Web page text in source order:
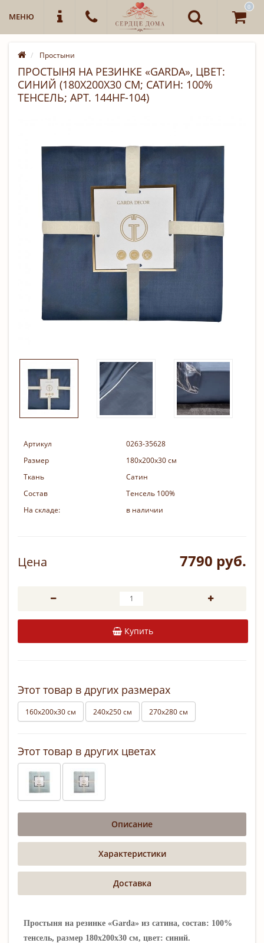
МЕНЮ
0
Простыни
ПРОСТЫНЯ НА РЕЗИНКЕ «GARDA», ЦВЕТ:
СИНИЙ (180Х200Х30 СМ; САТИН: 100%
ТЕНСЕЛЬ; АРТ. 144HF-104)
Артикул
0263-35628
Размер
180х200х30 см
Ткань
Сатин
Состав
Тенсель 100%
На складе:
в наличии
Цена 7790 руб.
Купить
Этот товар в других размерах
160х200х30 см 240х250 см 270х280 см
Этот товар в других цветах
Описание
Характеристики
Доставка
Простыня на резинке «Garda» из сатина, состав: 100%
тенсель, размер 180х200х30 см, цвет: синий.